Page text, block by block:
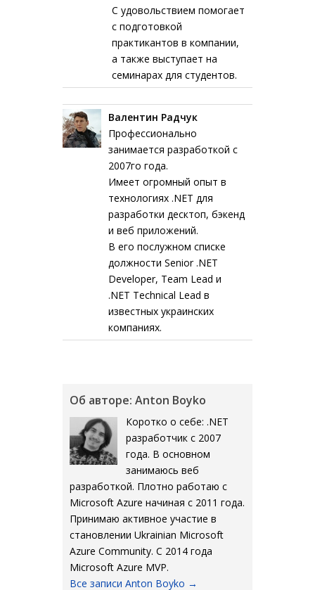
С удовольствием помогает
с подготовкой
практикантов в компании,
а также выступает на
семинарах для студентов.
Валентин Радчук
Профессионально
занимается разработкой с
2007го года.
Имеет огромный опыт в
технологиях .NET для
разработки десктоп, бэкенд
и веб приложений.
В его послужном списке
должности Senior .NET
Developer, Team Lead и
.NET Technical Lead в
известных украинских
компаниях.
Об авторе: Anton Boyko
Коротко о себе: .NET
разработчик с 2007
года. В основном
занимаюсь веб
разработкой. Плотно работаю с
Microsoft Azure начиная с 2011 года.
Принимаю активное участие в
становлении Ukrainian Microsoft
Azure Community. С 2014 года
Microsoft Azure MVP.
Все записи Anton Boyko →